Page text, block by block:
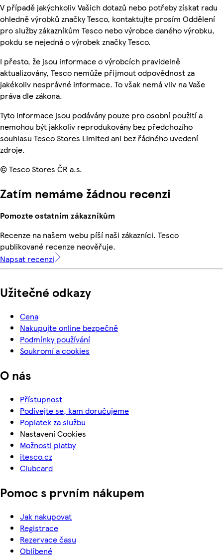
V případě jakýchkoliv Vašich dotazů nebo potřeby získat radu
ohledně výrobků značky Tesco, kontaktujte prosím Oddělení
pro služby zákazníkům Tesco nebo výrobce daného výrobku,
pokdu se nejedná o výrobek značky Tesco.
I přesto, že jsou informace o výrobcích pravidelně
aktualizovány, Tesco nemůže přijmout odpovědnost za
jakékoliv nesprávné informace. To však nemá vliv na Vaše
práva dle zákona.
Tyto informace jsou podávány pouze pro osobní použití a
nemohou být jakkoliv reprodukovány bez předchozího
souhlasu Tesco Stores Limited ani bez řádného uvedení
zdroje.
© Tesco Stores ČR a.s.
Zatím nemáme žádnou recenzi
Pomozte ostatním zákazníkům
Recenze na našem webu píší naši zákazníci. Tesco
publikované recenze neověřuje.
Napsat recenzi
Užitečné odkazy
Cena
Nakupujte online bezpečně
Podmínky používání
Soukromí a cookies
O nás
Přístupnost
Podívejte se, kam doručujeme
Poplatek za službu
Nastavení Cookies
Možnosti platby
itesco.cz
Clubcard
Pomoc s prvním nákupem
Jak nakupovat
Registrace
Rezervace času
Oblíbené